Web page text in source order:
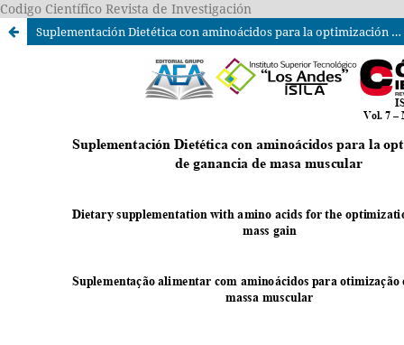
Codigo Científico Revista de Investigación
Suplementación Dietética con aminoácidos para la optimización de ganancia de masa muscular